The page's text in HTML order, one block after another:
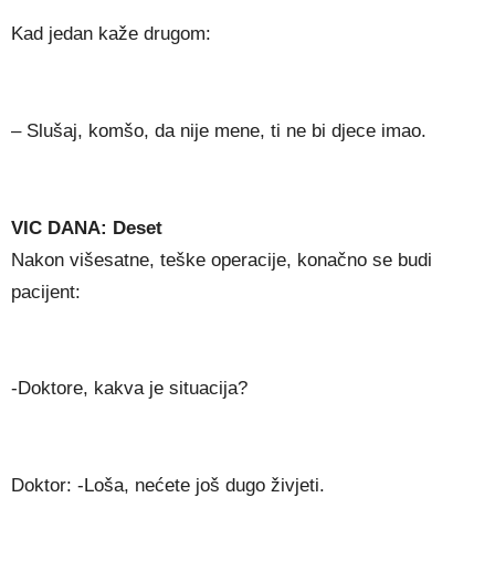
Kad jedan kaže drugom:
– Slušaj, komšo, da nije mene, ti ne bi djece imao.
VIC DANA: Deset
Nakon višesatne, teške operacije, konačno se budi
pacijent:
-Doktore, kakva je situacija?
Doktor: -Loša, nećete još dugo živjeti.